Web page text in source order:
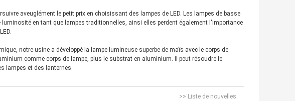
aveuglément le petit prix en choisissant des lampes de LED. Les lampes de basse
en tant que lampes traditionnelles, ainsi elles perdent également l'importance
notre usine a développé la lampe lumineuse superbe de maïs avec le corps de
comme corps de lampe, plus le substrat en aluminium. Il peut résoudre le
lampes et des lanternes.
>> Liste de nouvelles